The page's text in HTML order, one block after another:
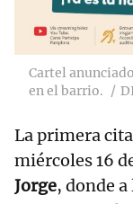
Cartel
en el barrio.
La primera
miércoles 16
Jorge, donde